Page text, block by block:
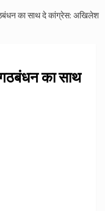
का साथ दे कांग्रेस: अखिलेश
का साथ